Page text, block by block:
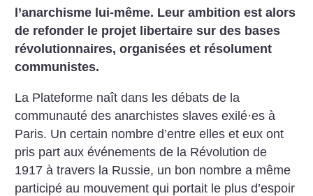
l’anarchisme lui-même. Leur ambition est alors
de refonder le projet libertaire sur des bases
révolutionnaires, organisées et résolument
communistes.
La Plateforme naît dans les débats de la
communauté des anarchistes slaves exilé·es à
Paris. Un certain nombre d’entre elles et eux ont
pris part aux événements de la Révolution de
1917 à travers la Russie, un bon nombre a même
participé au mouvement qui portait le plus d’espoir